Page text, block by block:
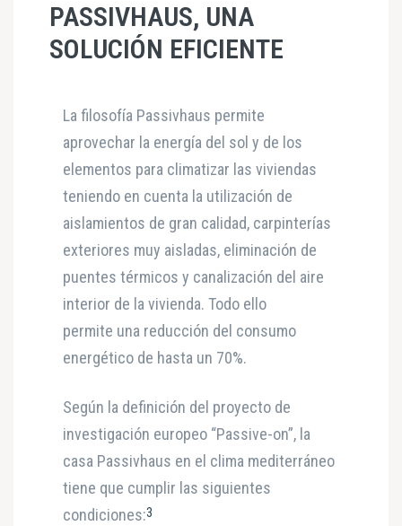
PASSIVHAUS, UNA
SOLUCIÓN EFICIENTE
La filosofía Passivhaus permite
aprovechar la energía del sol y de los
elementos para climatizar las viviendas
teniendo en cuenta la utilización de
aislamientos de gran calidad, carpinterías
exteriores muy aisladas, eliminación de
puentes térmicos y canalización del aire
interior de la vivienda. Todo ello
permite una reducción del consumo
energético de hasta un 70%.
Según la definición del proyecto de
investigación europeo “Passive-on”, la
casa Passivhaus en el clima mediterráneo
tiene que cumplir las siguientes
condiciones:3